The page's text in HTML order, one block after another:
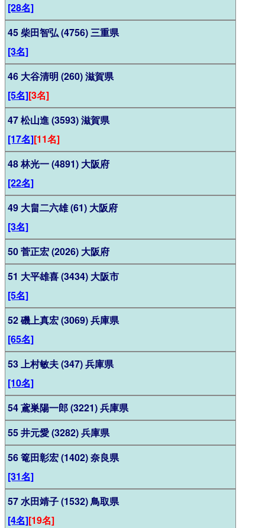
[28名]
45 柴田智弘 (4756) 三重県
[3名]
46 大谷清明 (260) 滋賀県
[5名][3名]
47 松山進 (3593) 滋賀県
[17名][11名]
48 林光一 (4891) 大阪府
[22名]
49 大畠二六雄 (61) 大阪府
[3名]
50 菅正宏 (2026) 大阪府
51 大平雄喜 (3434) 大阪市
[5名]
52 磯上真宏 (3069) 兵庫県
[65名]
53 上村敏夫 (347) 兵庫県
[10名]
54 鳶巣陽一郎 (3221) 兵庫県
55 井元愛 (3282) 兵庫県
56 篭田彰宏 (1402) 奈良県
[31名]
57 水田靖子 (1532) 鳥取県
[4名][19名]